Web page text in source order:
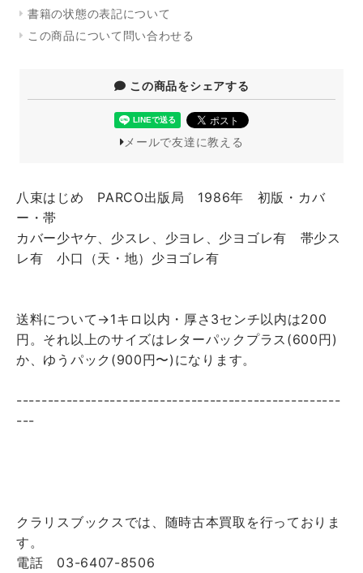
書籍の状態の表記について
この商品について問い合わせる
この商品をシェアする
メールで友達に教える
八束はじめ PARCO出版局 1986年 初版・カバ
ー・帯
カバー少ヤケ、少スレ、少ヨレ、少ヨゴレ有 帯少ス
レ有 小口（天・地）少ヨゴレ有
送料について→1キロ以内・厚さ3センチ以内は200
円。それ以上のサイズはレターパックプラス(600円)
か、ゆうパック(900円〜)になります。
----------------------------------------------------
---
クラリスブックスでは、随時古本買取を行っておりま
す。
電話 03-6407-8506